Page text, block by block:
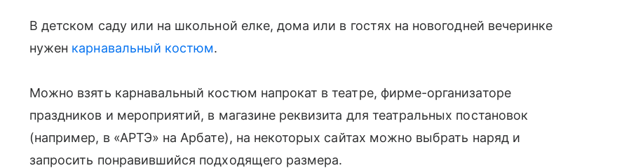
В детском саду или на школьной елке, дома или в гостях на новогодней вечеринке
нужен карнавальный костюм.
Можно взять карнавальный костюм напрокат в театре, фирме-организаторе
праздников и мероприятий, в магазине реквизита для театральных постановок
(например, в «АРТЭ» на Арбате), на некоторых сайтах можно выбрать наряд и
запросить понравившийся подходящего размера.